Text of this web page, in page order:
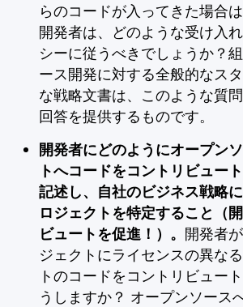
らのコードが入ってきた場合
開発者は、どのような受け入
シーに従うべきでしょうか？
ース開発に対する全般的なス
な戦略文書は、このような質
回答を提供するものです。
開発者にどのようにオープン
トへコードをコントリビュー
記述し、自社のビジネス戦略
ロジェクトを特定すること（
ビュートを促進！）。 開発者
ジェクトにライセンスの異な
トのコードをコントリビュー
うしますか？ オープンソース